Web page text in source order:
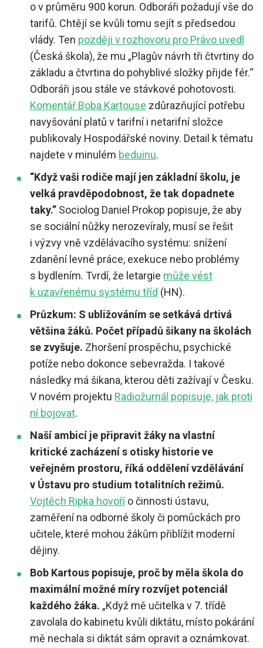
o v průměru 900 korun. Odboráři požadují vše do
tarifů. Chtějí se kvůli tomu sejít s předsedou
vlády. Ten později v rozhovoru pro Právo uvedl
(Česká škola), že mu „Plagův návrh tři čtvrtiny do
základu a čtvrtina do pohyblivé složky přijde fér.“
Odboráři jsou stále ve stávkové pohotovosti.
Komentář Boba Kartouse zdůrazňující potřebu
navyšování platů v tarifní i netarifní složce
publikovaly Hospodářské noviny. Detail k tématu
najdete v minulém beduinu.
“Když vaši rodiče mají jen základní školu, je
velká pravděpodobnost, že tak dopadnete
taky.” Sociolog Daniel Prokop popisuje, že aby
se sociální nůžky nerozevíraly, musí se řešit
i výzvy vně vzdělávacího systému: snížení
zdanění levné práce, exekuce nebo problémy
s bydlením. Tvrdí, že letargie může vést
k uzavřenému systému tříd (HN).
Průzkum: S ubližováním se setkává drtivá
většina žáků. Počet případů šikany na školách
se zvyšuje. Zhoršení prospěchu, psychické
potíže nebo dokonce sebevražda. I takové
následky má šikana, kterou děti zažívají v Česku.
V novém projektu Radiožurnál popisuje, jak proti
ní bojovat.
Naší ambicí je připravit žáky na vlastní
kritické zacházení s otisky historie ve
veřejném prostoru, říká oddělení vzdělávání
v Ústavu pro studium totalitních režimů.
Vojtěch Ripka hovořío činnosti ústavu,
zaměření na odborné školy či pomůckách pro
učitele, které mohou žákům přiblížit moderní
dějiny.
Bob Kartous popisuje, proč by měla škola do
maximální možné míry rozvíjet potenciál
každého žáka. „Když mě učitelka v 7. třídě
zavolala do kabinetu kvůli diktátu, místo pokárání
mě nechala si diktát sám opravit a oznámkovat.